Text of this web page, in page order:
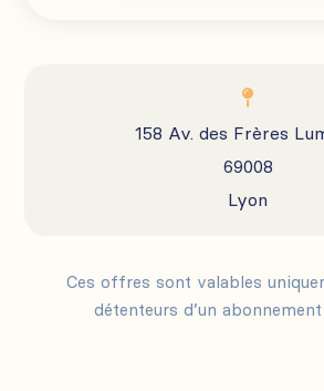

158 Av. des Frères
69008
Lyon
Ces offres sont valables
détenteurs d’un